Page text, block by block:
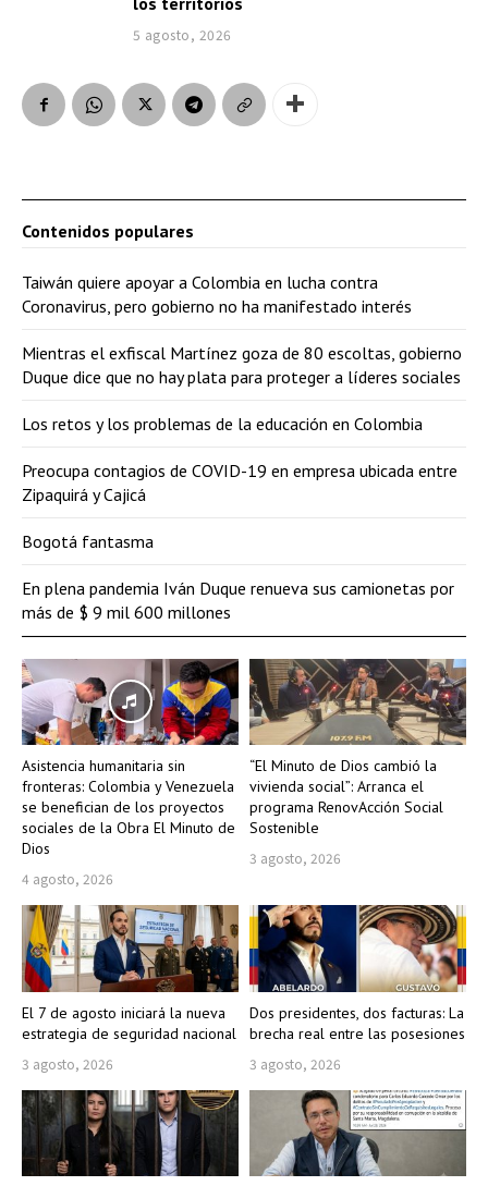
5 agosto, 2026
Asistencia humanitaria sin
fronteras: Colombia y Venezuela
se benefician de los proyectos
sociales de la Obra El Minuto de
Dios
4 agosto, 2026
“El Minuto de Dios cambió la
vivienda social”: Arranca el
programa RenovAcción Social
Sostenible
3 agosto, 2026
El 7 de agosto iniciará la nueva
estrategia de seguridad nacional
3 agosto, 2026
Dos presidentes, dos facturas: La
brecha real entre las posesiones
3 agosto, 2026
Contenidos populares
Taiwán quiere apoyar a Colombia en lucha contra
Coronavirus, pero gobierno no ha manifestado interés
Mientras el exfiscal Martínez goza de 80 escoltas, gobierno
Duque dice que no hay plata para proteger a líderes sociales
Los retos y los problemas de la educación en Colombia
Preocupa contagios de COVID-19 en empresa ubicada entre
Zipaquirá y Cajicá
Bogotá fantasma
En plena pandemia Iván Duque renueva sus camionetas por
más de $ 9 mil 600 millones